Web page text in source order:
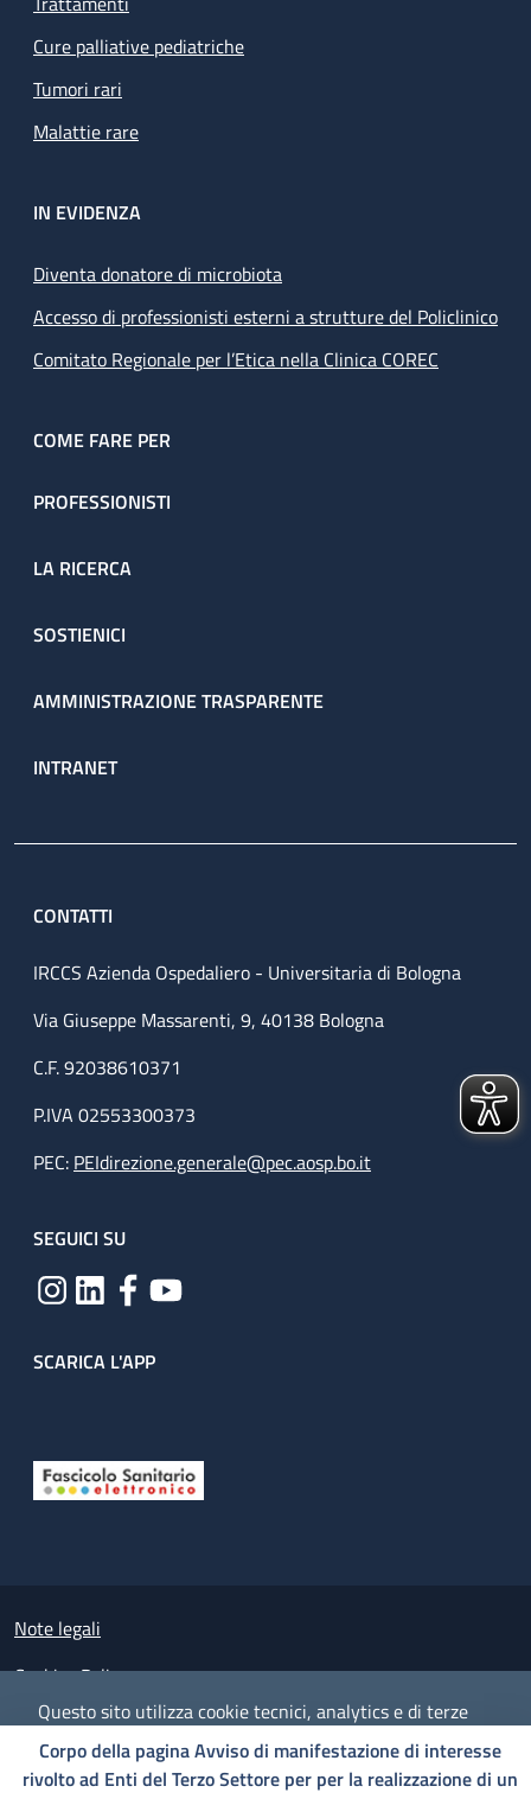
Questo sito utilizza cookie tecnici, analytics e di terze
parti.Proseguendo nella navigazione accetti l'utilizzo dei
cookie.
Corpo della pagina Avviso di manifestazione di interesse
rivolto ad Enti del Terzo Settore per per la realizzazione di un
Cure palliative pediatriche
Tumori rari
Malattie rare
IN EVIDENZA
Diventa donatore di microbiota
Accesso di professionisti esterni a strutture del Policlinico
Comitato Regionale per l’Etica nella Clinica COREC
COME FARE PER
PROFESSIONISTI
LA RICERCA
SOSTIENICI
AMMINISTRAZIONE TRASPARENTE
INTRANET
CONTATTI
IRCCS Azienda Ospedaliero - Universitaria di Bologna
Via Giuseppe Massarenti, 9, 40138 Bologna
C.F. 92038610371
P.IVA 02553300373
PEC: PEIdirezione.generale@pec.aosp.bo.it
SEGUICI SU
SCARICA L'APP
Small prints
Note legali
Cookies Policy
Policy privacy e protezione del dato personale
Albo pretorio on-line